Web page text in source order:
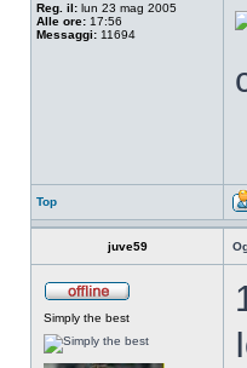
Reg. il: lun 23 mag 2005
Alle ore: 17:56
Messaggi: 11694
Top
juve59
Simply the best